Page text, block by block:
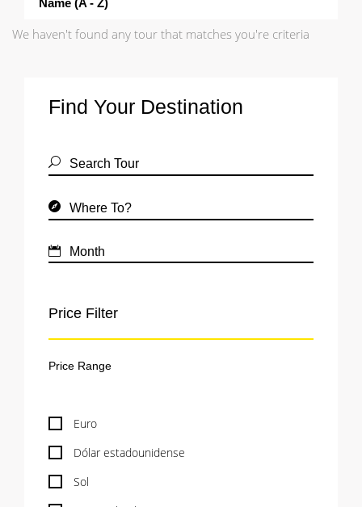
Name (a - Z)
We haven't found any tour that matches you're criteria
Find Your Destination
Price Filter
Euro
Dólar estadounidense
Sol